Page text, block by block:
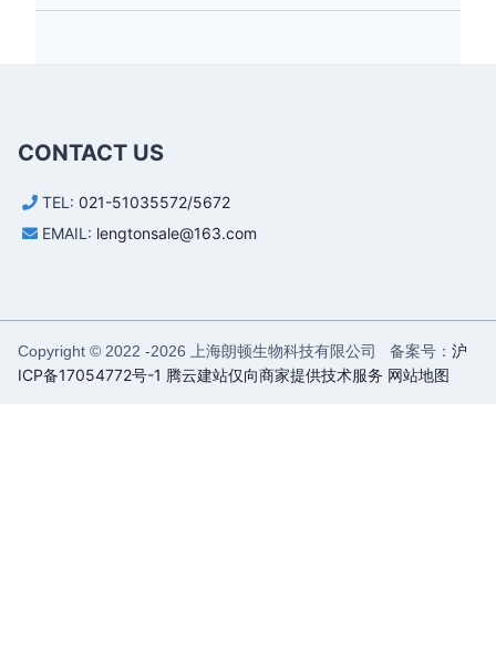
CONTACT US
TEL: 021-51035572/5672
EMAIL: lengtonsale@163.com
Copyright © 2022 -2026 上海朗顿生物科技有限公司 备案号： 沪
ICP备17054772号-1 腾云建站仅向商家提供技术服务 网站地图